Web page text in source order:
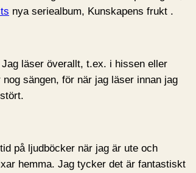
nya seriealbum, Kunskapens frukt .
läser överallt, t.ex. i hissen eller
sängen, för när jag läser innan jag
på ljudböcker när jag är ute och
hemma. Jag tycker det är fantastiskt